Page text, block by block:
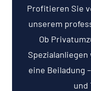
Profitieren Sie
unserem
Ob
eine Beiladung
und